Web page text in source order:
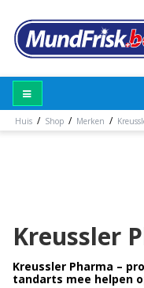
Huis / Shop / Merken /
Kreussler
Kreussler Pharma –
tandarts mee helpen